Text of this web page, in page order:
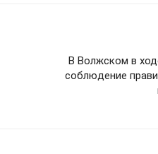
В Волжском в
соблюдение